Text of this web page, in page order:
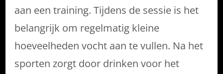
aan een training. Tijdens de sessie is het
belangrijk om regelmatig kleine
hoeveelheden vocht aan te vullen. Na het
sporten zorgt door drinken voor het